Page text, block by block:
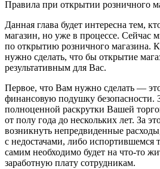
Правила при открытии розничного
Данная глава будет интересна тем,
магазин, но уже в процессе. Сейчас
по открытию розничного магазина.
нужно сделать, что бы открытие
результативным для Вас.
Первое, что Вам нужно сделать — это
финансовую подушку безопасности.
полноценной раскрутки Вашей
от полу года до нескольких лет. За
возникнуть непредвиденные
с недостачами, либо испортившемся
самим необходимо будет на что-то
заработную плату сотрудникам.